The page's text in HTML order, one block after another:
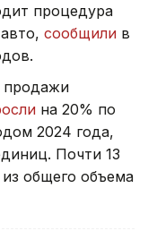
процедура
сообщили в
продажи
на 20% по
2024 года,
Почти 13
общего объема